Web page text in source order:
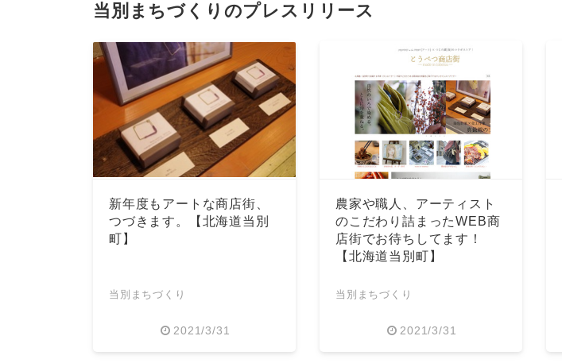
当別まちづくりのプレスリリース
新年度もアートな商店街、
つづきます。【北海道当別
町】
当別まちづくり
2021/3/31
農家や職人、アーティスト
のこだわり詰まったWEB商
店街でお待ちしてます！
【北海道当別町】
当別まちづくり
2021/3/31